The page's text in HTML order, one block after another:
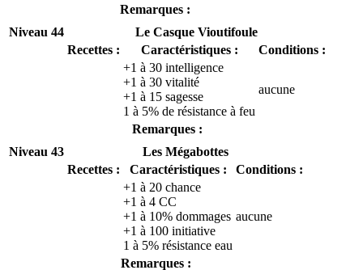
Remarques :
Niveau 44
Le Casque Vioutifoule
Recettes :
Caractéristiques :
Conditions :
+1 à 30 intelligence
+1 à 30 vitalité
+1 à 15 sagesse
1 à 5% de résistance à feu
aucune
Remarques :
Niveau 43
Les Mégabottes
Recettes :
Caractéristiques :
Conditions :
+1 à 20 chance
+1 à 4 CC
+1 à 10% dommages
+1 à 100 initiative
1 à 5% résistance eau
aucune
Remarques :